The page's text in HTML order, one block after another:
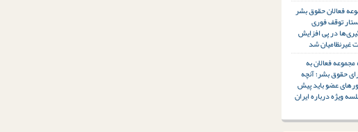
فعالان حقوق بشر
توقف فوری
در پی افزایش
غیرنظامیان شد
مجموعه فعالان به
حقوق بشر؛ آنچه
عضو باید پیش
ویژه درباره ایران